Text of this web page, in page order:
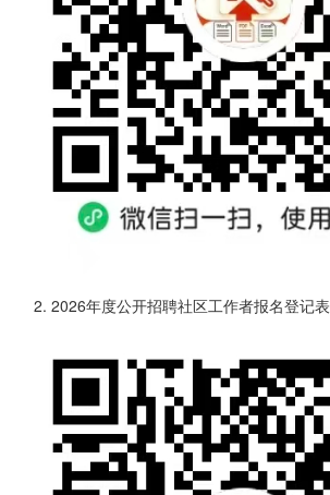
2. 2026年度公开招聘社区工作者报名登记表